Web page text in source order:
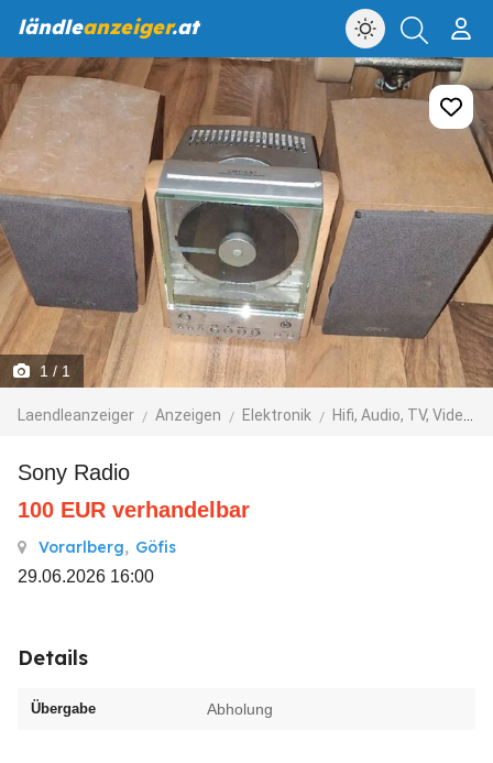
ländleanzeiger.at
1 / 1
Laendleanzeiger Anzeigen Elektronik Hifi, Audio, TV, Video, Foto
Sony Radio
100 EUR verhandelbar
Vorarlberg, Göfis
29.06.2026 16:00
Details
Übergabe Abholung